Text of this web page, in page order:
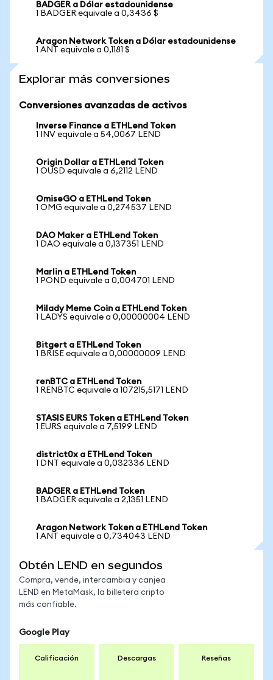
BADGER a Dólar estadounidense
1 BADGER equivale a 0,3436 $
Aragon Network Token a Dólar estadounidense
1 ANT equivale a 0,1181 $
Explorar más conversiones
Conversiones avanzadas de activos
Inverse Finance a ETHLend Token
1 INV equivale a 54,0067 LEND
Origin Dollar a ETHLend Token
1 OUSD equivale a 6,2112 LEND
OmiseGO a ETHLend Token
1 OMG equivale a 0,274537 LEND
DAO Maker a ETHLend Token
1 DAO equivale a 0,137351 LEND
Marlin a ETHLend Token
1 POND equivale a 0,004701 LEND
Milady Meme Coin a ETHLend Token
1 LADYS equivale a 0,00000004 LEND
Bitgert a ETHLend Token
1 BRISE equivale a 0,00000009 LEND
renBTC a ETHLend Token
1 RENBTC equivale a 107215,5171 LEND
STASIS EURS Token a ETHLend Token
1 EURS equivale a 7,5199 LEND
district0x a ETHLend Token
1 DNT equivale a 0,032336 LEND
BADGER a ETHLend Token
1 BADGER equivale a 2,1351 LEND
Aragon Network Token a ETHLend Token
1 ANT equivale a 0,734043 LEND
Obtén LEND en segundos
Compra, vende, intercambia y canjea
LEND en MetaMask, la billetera cripto
más confiable.
Google Play
Calificación Descargas Reseñas